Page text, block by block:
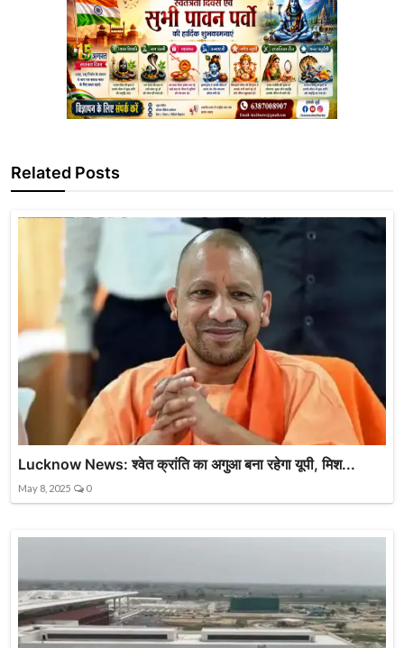
Related Posts
Lucknow News: श्वेत क्रांति का अगुआ बना रहेगा यूपी, मिश...
May 8, 2025 0